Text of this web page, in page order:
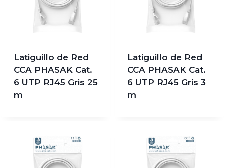
Latiguillo de Red
CCA PHASAK Cat.
6 UTP RJ45 Gris 25
m
Latiguillo de Red
CCA PHASAK Cat.
6 UTP RJ45 Gris 3
m